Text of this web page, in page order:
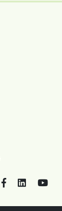
FacebookLinkedIn